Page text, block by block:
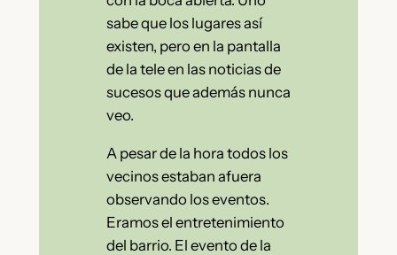
sabe que los lugares así
existen, pero en la pantalla
de la tele en las noticias de
sucesos que además nunca
veo.
A pesar de la hora todos los
vecinos estaban afuera
observando los eventos.
Eramos el entretenimiento
del barrio. El evento de la